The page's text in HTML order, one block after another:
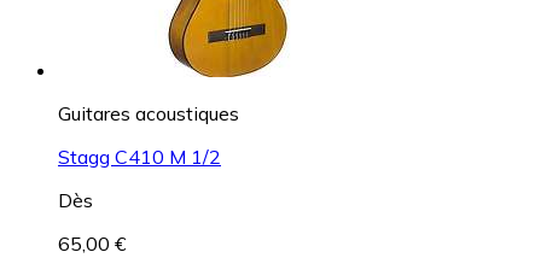
Guitares acoustiques
Stagg C410 M 1/2
Dès
65,00 €